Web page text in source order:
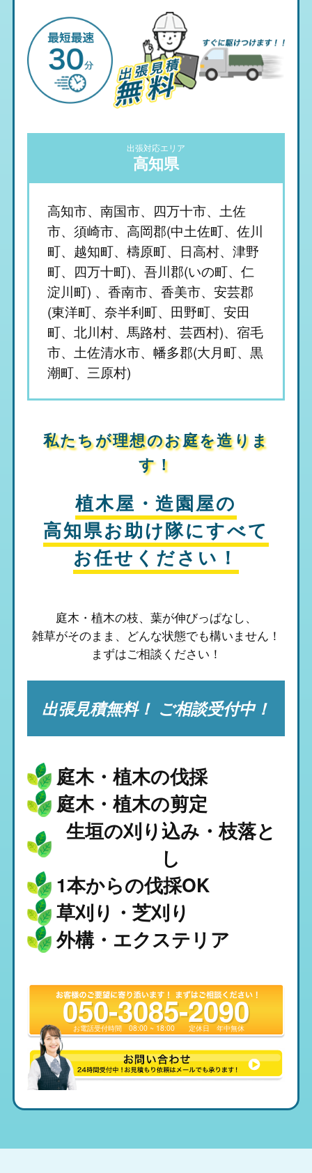
出張対応エリア
高知県
高知市、南国市、四万十市、土佐
市、須崎市、高岡郡(中土佐町、佐川
町、越知町、檮原町、日高村、津野
町、四万十町)、吾川郡(いの町、仁
淀川町) 、香南市、香美市、安芸郡
(東洋町、奈半利町、田野町、安田
町、北川村、馬路村、芸西村)、宿毛
市、土佐清水市、幡多郡(大月町、黒
潮町、三原村)
私たちが理想のお庭を造りま
す！
植木屋・造園屋の
高知県お助け隊にすべて
お任せください！
庭木・植木の枝、葉が伸びっぱなし、
雑草がそのまま、 どんな状態でも構いません！
まずはご相談ください！
出張見積無料！ ご相談受付中！
庭木・植木の伐採
1本からの伐採OK
庭木・植木の剪定
草刈り・芝刈り
生垣の刈り込み・枝落と
し
外構・エクステリア
050-3085-2090
お電話受付時間08:00 ~ 18:00 定休日年中無休